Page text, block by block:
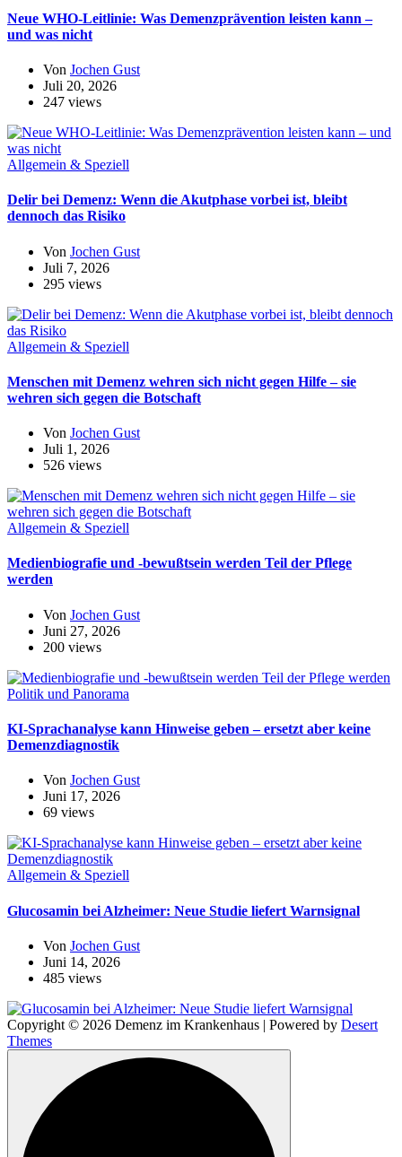
Neue WHO-Leitlinie: Was Demenzprävention leisten kann –
und was nicht
Von Jochen Gust
Juli 20, 2026
247 views
Allgemein & Speziell
Delir bei Demenz: Wenn die Akutphase vorbei ist, bleibt
dennoch das Risiko
Von Jochen Gust
Juli 7, 2026
295 views
Allgemein & Speziell
Menschen mit Demenz wehren sich nicht gegen Hilfe – sie
wehren sich gegen die Botschaft
Von Jochen Gust
Juli 1, 2026
526 views
Allgemein & Speziell
Medienbiografie und -bewußtsein werden Teil der Pflege
werden
Von Jochen Gust
Juni 27, 2026
200 views
Politik und Panorama
KI-Sprachanalyse kann Hinweise geben – ersetzt aber keine
Demenzdiagnostik
Von Jochen Gust
Juni 17, 2026
69 views
Allgemein & Speziell
Glucosamin bei Alzheimer: Neue Studie liefert Warnsignal
Von Jochen Gust
Juni 14, 2026
485 views
Copyright © 2026 Demenz im Krankenhaus | Powered by Desert
Themes